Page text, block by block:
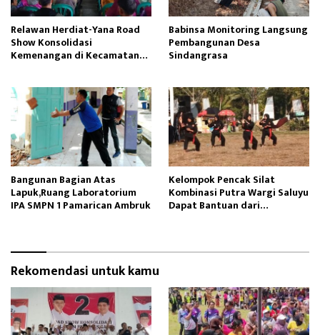
Relawan Herdiat-Yana Road
Show Konsolidasi
Kemenangan di Kecamatan
Babinsa Monitoring Langsung
Pembangunan Desa
Sindangrasa
Bangunan Bagian Atas
Lapuk,Ruang Laboratorium
IPA SMPN 1 Pamarican Ambruk
Kelompok Pencak Silat
Kombinasi Putra Wargi Saluyu
Dapat Bantuan dari
Rekomendasi untuk kamu